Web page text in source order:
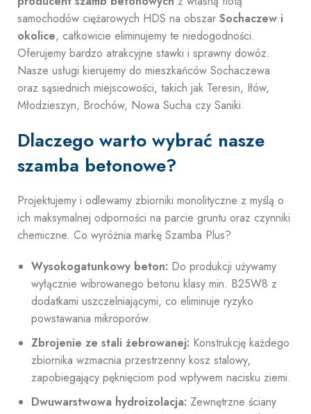
samochodów ciężarowych HDS na obszar Sochaczew i
okolice, całkowicie eliminujemy te niedogodności.
Oferujemy bardzo atrakcyjne stawki i sprawny dowóz.
Nasze usługi kierujemy do mieszkańców Sochaczewa
oraz sąsiednich miejscowości, takich jak Teresin, Iłów,
Młodzieszyn, Brochów, Nowa Sucha czy Saniki.
Dlaczego warto wybrać nasze
szamba betonowe?
Projektujemy i odlewamy zbiorniki monolityczne z myślą o
ich maksymalnej odporności na parcie gruntu oraz czynniki
chemiczne. Co wyróżnia markę Szamba Plus?
Wysokogatunkowy beton: Do produkcji używamy
wyłącznie wibrowanego betonu klasy min. B25W8 z
dodatkami uszczelniającymi, co eliminuje ryzyko
powstawania mikroporów.
Zbrojenie ze stali żebrowanej: Konstrukcję każdego
zbiornika wzmacnia przestrzenny kosz stalowy,
zapobiegający pęknięciom pod wpływem nacisku ziemi.
Dwuwarstwowa hydroizolacja: Zewnętrzne ściany